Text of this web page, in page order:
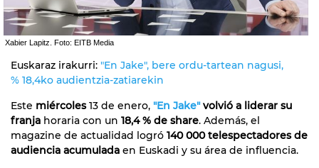
Xabier Lapitz. Foto: EITB Media
Euskaraz irakurri: "En Jake", bere ordu-tartean nagusi,
% 18,4ko audientzia-zatiarekin
Este miércoles13 de enero, "En Jake" volvió a liderar su
franja horaria con un 18,4 % de share. Además, el
magazine de actualidad logró 140 000 telespectadores de
audiencia acumulada en Euskadi y su área de influencia.